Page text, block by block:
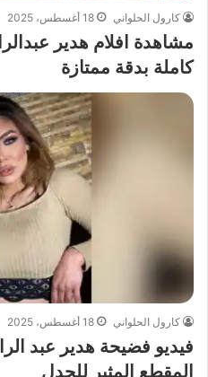
كارول الحلواني 18 أغسطس، 2025
كاملة بدقة ممتازة
كارول الحلواني 18 أغسطس، 2025
المقطع المثير للجدل